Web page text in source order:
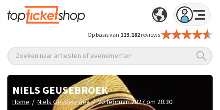
Op basis van 113.182reviews
Zoeken naar artiesten of evenementen
NIELS GEUSEBROEK
Home / Niels Geusebroek / 20 februari 2027 om 20:30